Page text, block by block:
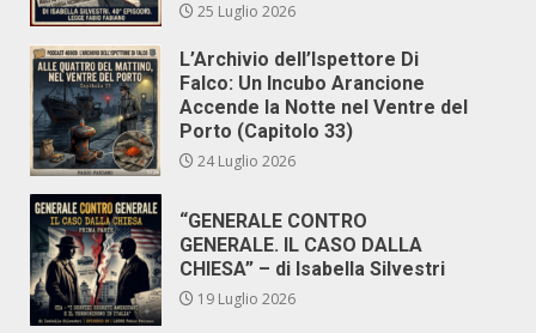
25 Luglio 2026
L’Archivio dell’Ispettore Di
Falco: Un Incubo Arancione
Accende la Notte nel Ventre del
Porto (Capitolo 33)
24 Luglio 2026
“GENERALE CONTRO
GENERALE. IL CASO DALLA
CHIESA” – di Isabella Silvestri
19 Luglio 2026